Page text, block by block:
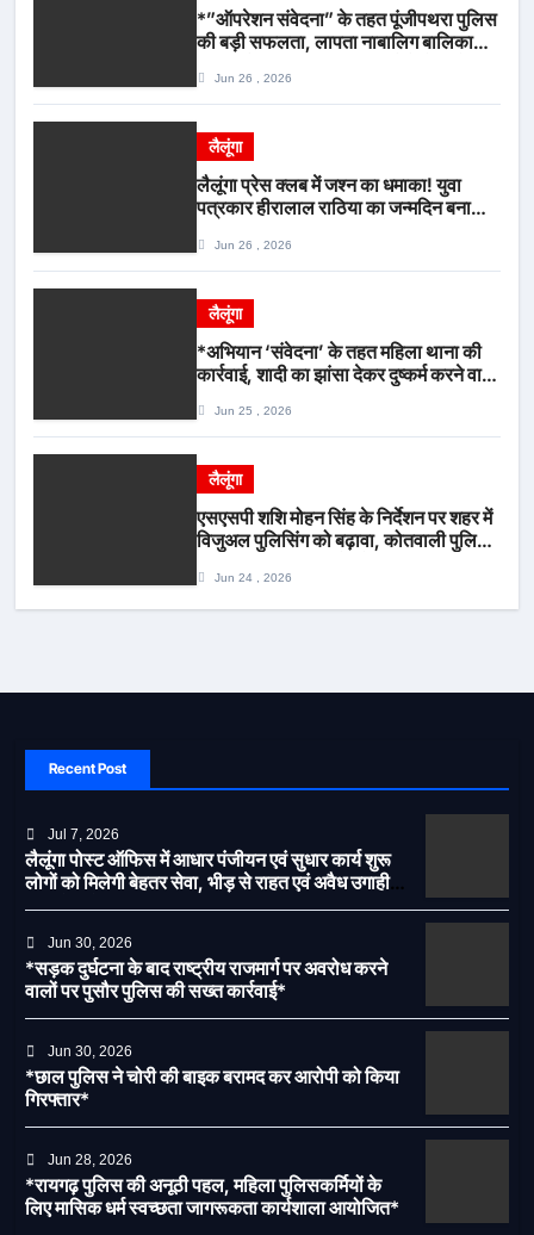
*”ऑपरेशन संवेदना” के तहत पूंजीपथरा पुलिस
की बड़ी सफलता, लापता नाबालिग बालिका
गिरफ्तार*
Jun 26 , 2026
लैलूंगा
लैलूंगा प्रेस क्लब में जश्न का धमाका! युवा
पत्रकार हीरालाल राठिया का जन्मदिन बना
स्वरJun 26 , 2026
लैलूंगा
*अभियान ‘संवेदना’ के तहत महिला थाना की
कार्रवाई, शादी का झांसा देकर दुष्कर्म करने वाला
Jun 25 , 2026
लैलूंगा
एसएसपी शशि मोहन सिंह के निर्देशन पर शहर में
विजुअल पुलिसिंग को बढ़ावा, कोतवाली पुलिस
Jun 24 , 2026
Recent Post
Jul 7, 2026
लैलूंगा पोस्ट ऑफिस में आधार पंजीयन एवं सुधार कार्य शुरू
लोगों को मिलेगी बेहतर सेवा, भीड़ से राहत एवं अवैध उगाही
पर लगेगी रोक
Jun 30, 2026
*सड़क दुर्घटना के बाद राष्ट्रीय राजमार्ग पर अवरोध करने
वालों पर पुसौर पुलिस की सख्त कार्रवाई*
Jun 30, 2026
*छाल पुलिस ने चोरी की बाइक बरामद कर आरोपी को किया
गिरफ्तार*
Jun 28, 2026
*रायगढ़ पुलिस की अनूठी पहल, महिला पुलिसकर्मियों के
लिए मासिक धर्म स्वच्छता जागरूकता कार्यशाला आयोजित*